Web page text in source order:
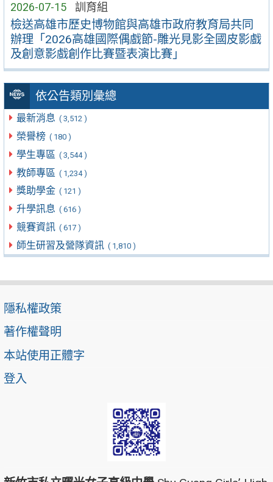
2026-07-15 訓育組
檢送高雄市歷史博物館與高雄市政府教育局共同
辦理「2026高雄國際偶戲節-雕光見影全國皮影戲
及創意影戲創作比賽暨表演比賽」
依公告類別彙總
最新消息 ( 3,512 )
榮譽榜 ( 180 )
學生專區 ( 3,544 )
教師專區 ( 1,234 )
獎助學金 ( 121 )
升學訊息 ( 616 )
競賽資訊 ( 617 )
師生研習及營隊資訊 ( 1,810 )
隱私權政策
著作權聲明
本站使用正體字
登入